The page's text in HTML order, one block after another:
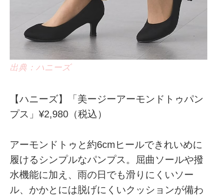
出典：ハニーズ
【ハニーズ】「美ージーアーモンドトゥパン
プス」¥2,980（税込）
アーモンドトゥと約6cmヒールできれいめに
履けるシンプルなパンプス。屈曲ソールや撥
水機能に加え、雨の日でも滑りにくいソー
ル、かかとには脱げにくいクッションが備わ